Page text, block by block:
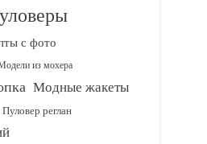
с фото
из мохера
Модные жакеты
Пуловер реглан